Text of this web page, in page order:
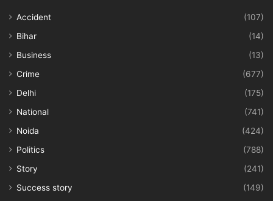
Accident
(107)
Bihar
(14)
Business
(13)
Crime
(677)
Delhi
(175)
National
(741)
Noida
(424)
Politics
(788)
Story
(241)
Success story
(149)